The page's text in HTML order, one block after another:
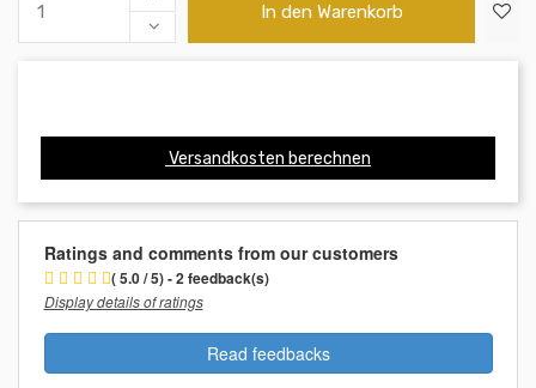
In den Warenkorb
Versandkosten berechnen
Ratings and comments from our customers
( 5.0 / 5) - 2 feedback(s)
Display details of ratings
Read feedbacks